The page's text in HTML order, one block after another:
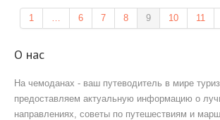
1 … 6 7 8 9 10 11
О нас
На чемоданах - ваш путеводитель в мире
предоставляем актуальную информацию о
направлениях, советы по путешествиям и